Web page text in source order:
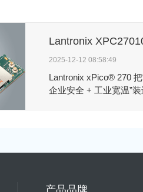
2025-12-12 08:58:49
Lantronix xPico® 270
企业安全 + 工业宽温”
产品品牌